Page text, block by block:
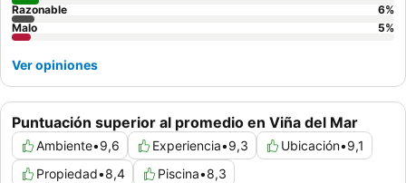
Puntuación superior al promedio en Viña del Mar
Ambiente•9,6 Experiencia•9,3 Ubicación•9,1
Propiedad•8,4 Piscina•8,3
Razonable
6%
Malo
5%
Ver opiniones